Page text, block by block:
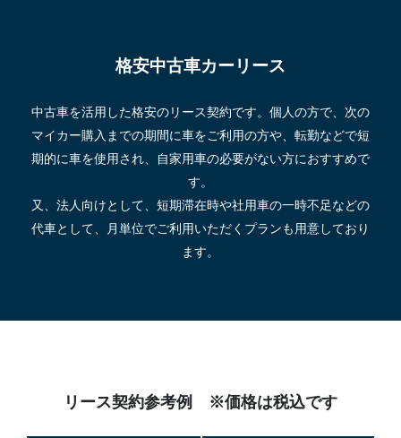
格安中古車カーリース
中古車を活用した格安のリース契約です。個人の方で、次の
マイカー購入までの期間に車をご利用の方や、 転勤などで短
期的に車を使用され、自家用車の必要がない方におすすめで
す。
又、法人向けとして、短期滞在時や社用車の一時不足などの
代車として、月単位でご利用いただくプランも用意しており
ます。
リース契約参考例 ※価格は税込です